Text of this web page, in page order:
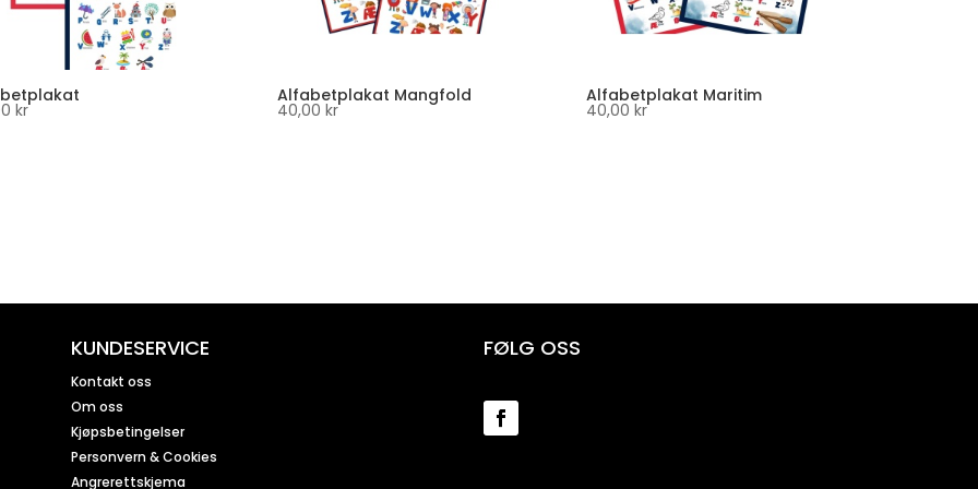
kr
Alfabetplakat Mangfold
40,00 kr
Alfabetplakat Maritim
40,00kr
KUNDESERVICE
Kontakt oss
Om oss
Kjøpsbetingelser
Personvern & Cookies
Angrerettskjema
FØLG OSS